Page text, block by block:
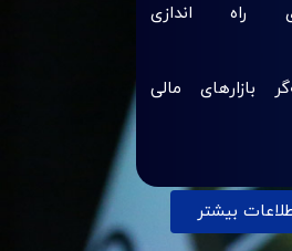
راه اندازی
بازارهای مالی
بیشتر